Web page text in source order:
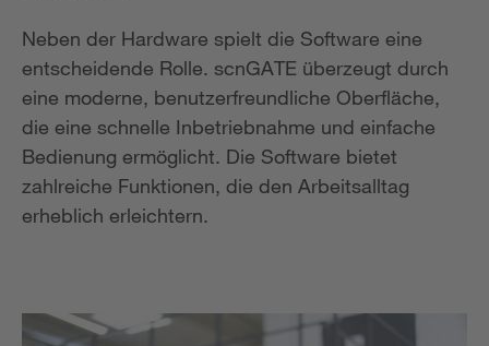
Neben der Hardware spielt die Software eine
entscheidende Rolle. scnGATE überzeugt durch
eine moderne, benutzerfreundliche Oberfläche,
die eine schnelle Inbetriebnahme und einfache
Bedienung ermöglicht. Die Software bietet
zahlreiche Funktionen, die den Arbeitsalltag
erheblich erleichtern.